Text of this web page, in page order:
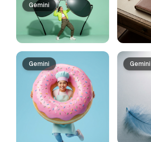
Gemini
Gemini Gemini